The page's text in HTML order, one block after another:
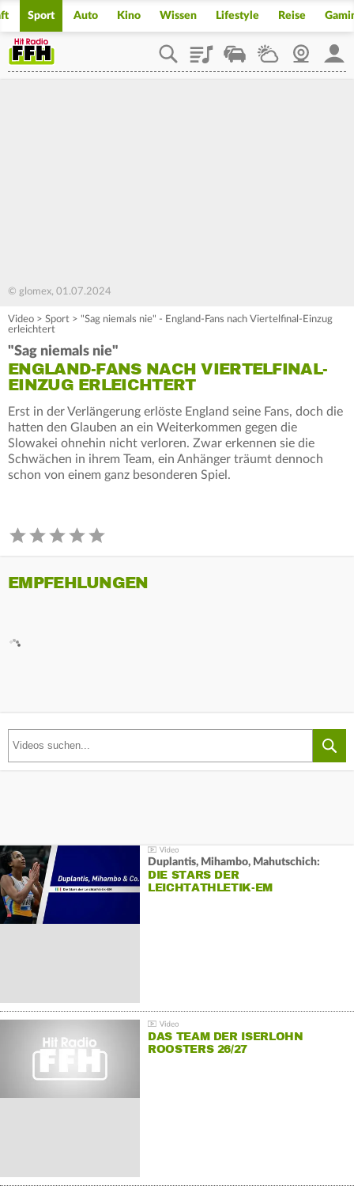
Sport Auto Kino Wissen Lifestyle Reise
PlaylistStaupilotWetterWebcam
© glomex, 01.07.2024
Video > Sport > "Sag niemals nie" - England-Fans nach Viertelfinal-Einzug
erleichtert
"Sag niemals nie"
ENGLAND-FANS NACH VIERTELFINAL-
EINZUG ERLEICHTERT
Erst in der Verlängerung erlöste England seine Fans, doch die
hatten den Glauben an ein Weiterkommen gegen die
Slowakei ohnehin nicht verloren. Zwar erkennen sie die
Schwächen in ihrem Team, ein Anhänger träumt dennoch
schon von einem ganz besonderen Spiel.
EMPFEHLUNGEN
Duplantis, Mihambo, Mahutschich:
DIE STARS DER
LEICHTATHLETIK-EM
DAS TEAM DER ISERLOHN
ROOSTERS 26/27